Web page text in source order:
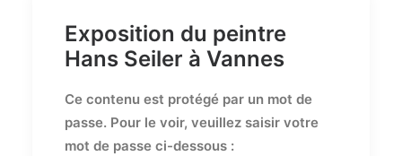
Exposition du peintre
Hans Seiler à Vannes
Ce contenu est protégé par un mot de
passe. Pour le voir, veuillez saisir votre
mot de passe ci-dessous :